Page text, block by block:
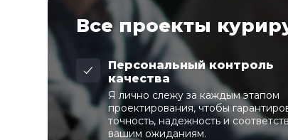
Все проекты
Персональный контроль
качества
Я лично слежу за каждым этапом
проектирования, чтобы
точность, надежность и
вашим ожиданиям.